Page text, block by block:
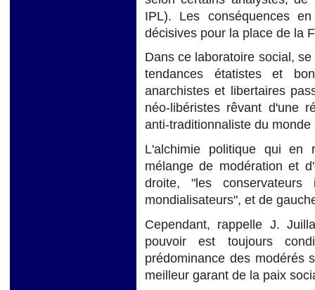
IPL). Les conséquences
décisives pour la place de la
Dans ce laboratoire social,
tendances étatistes et
anarchistes et libertaires
néo-libéristes rêvant d'une
anti-traditionnaliste du
L'alchimie politique qui en
mélange de modération et
droite, "les conservateurs
mondialisateurs", et de
Cependant, rappelle J.
pouvoir est toujours
prédominance des modérés
meilleur garant de la paix